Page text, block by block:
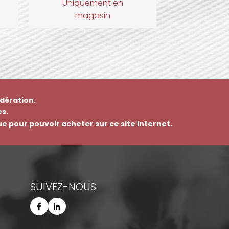
Uniquement en
magasin
pour pouvoir acheter sur ce site Internet.
SUIVEZ-NOUS